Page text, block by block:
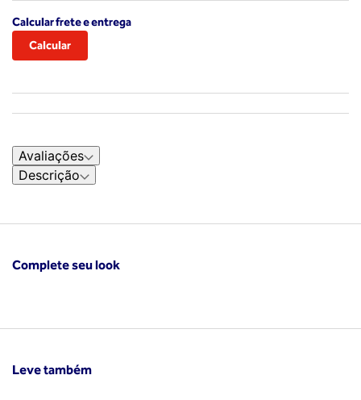
Calcular frete e entrega
Avaliações
Descrição
Complete seu look
Leve também